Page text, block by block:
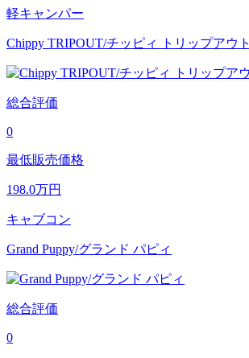
軽キャンパー
Chippy TRIPOUT/チッピィ トリップアウト
総合評価
0
最低販売価格
198.0万円
キャブコン
Grand Puppy/グランド パピィ
総合評価
0